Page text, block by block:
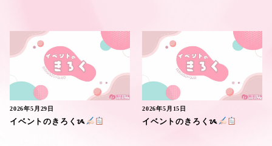
イベントのきろくᝰ
2026年5月29日
イベントのきろくᝰ
2026年5月15日